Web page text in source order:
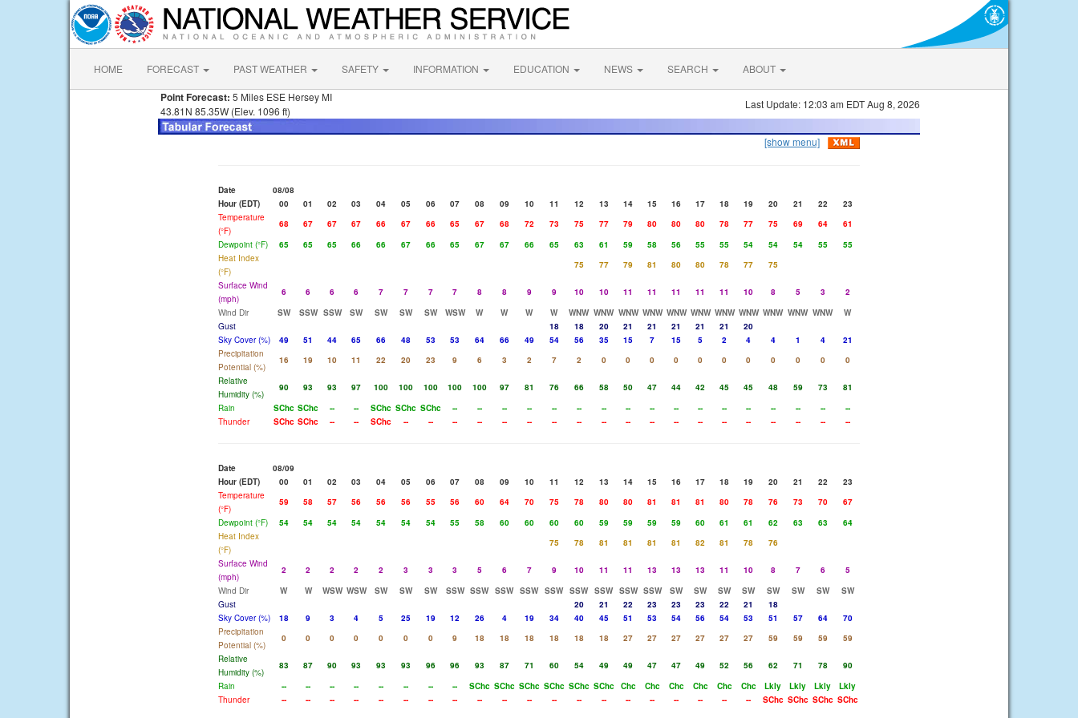
HOME FORECAST PAST WEATHER SAFETY INFORMATION EDUCATION NEWS SEARCH ABOUT
Point Forecast: 5 Miles ESE Hersey MI
43.81N 85.35W (Elev. 1096 ft)
Last Update: 12:03 am EDT Aug 8, 2026
[show menu]
Date
08/08
Hour (EDT)
00 01 02 03 04 05 06 07 08 09 10 11 12 13 14 15 16 17 18 19 20 21 22
23
Temperature
(°F)
68 67 67 67 66 67 66 65 67 68 72 73 75 77 79 80 80 80 78 77 75 69 64
61
Dewpoint (°F)
65 65 65 66 66 67 66 65 67 67 66 65 63 61 59 58 56 55 55 54 54 54 55
55
Heat Index
(°F)
75 77 79 81 80 80 78 77
75
Surface Wind
(mph)
6 6 6 6 7 7 7 7 8 8 9 9 10 10 11 11 11 11 11 10 8 5 3
2
Wind Dir
SW SSW SSW SW SW SW SW WSW W W W W WNW WNW WNW WNW WNW WNW WNW WNW WNW WNW WNW
W
Gust
18 18 20 21 21 21 21 21
20
Sky Cover (%)
49 51 44 65 66 48 53 53 64 66 49 54 56 35 15 7 15 5 2 4 4 1 4
21
Precipitation
Potential (%)
16 19 10 11 22 20 23 9 6 3 2 7 2 0 0 0 0 0 0 0 0 0 0
0
Relative
Humidity (%)
90 93 93 97 100 100 100 100 100 97 81 76 66 58 50 47 44 42 45 45 48 59 73
81
Rain
SChc SChc -- -- SChc SChc SChc -- -- -- -- -- -- -- -- -- -- -- -- -- -- -- --
--
Thunder
SChc SChc -- -- SChc -- -- -- -- -- -- -- -- -- -- -- -- -- -- -- -- -- -- --
Date
08/09
Hour (EDT)
00 01 02 03 04 05 06 07 08 09 10 11 12 13 14 15 16 17 18 19 20 21 22
23
Temperature
(°F)
59 58 57 56 56 56 55 56 60 64 70 75 78 80 80 81 81 81 80 78 76 73 70
67
Dewpoint (°F)
54 54 54 54 54 54 54 55 58 60 60 60 60 59 59 59 59 60 61 61 62 63 63
64
Heat Index
(°F)
75 78 81 81 81 81 82 81 78
76
Surface Wind
(mph)
2 2 2 2 2 3 3 3 5 6 7 9 10 11 11 13 13 13 11 10 8 7 6
5
Wind Dir
W W WSW WSW SW SW SW SSW SSW SSW SSW SSW SSW SSW SSW SSW SW SW SW SW SW SW SW
SW
Gust
20 21 22 23 23 23 22 21
18
Sky Cover (%)
18 9 3 4 5 25 19 12 26 4 19 34 40 45 51 53 54 56 54 53 51 57 64
70
Precipitation
Potential (%)
0 0 0 0 0 0 0 9 18 18 18 18 18 18 27 27 27 27 27 27 59 59 59
59
Relative
Humidity (%)
83 87 90 93 93 93 96 96 93 87 71 60 54 49 49 47 47 49 52 56 62 71 78
90
Rain
-- -- -- -- -- -- -- -- SChc SChc SChc SChc SChc SChc Chc Chc Chc Chc Chc Chc Lkly Lkly Lkly
Lkly
Thunder
-- -- -- -- -- -- -- -- -- -- -- -- -- -- -- -- -- -- -- -- SChc SChc SChc SChc